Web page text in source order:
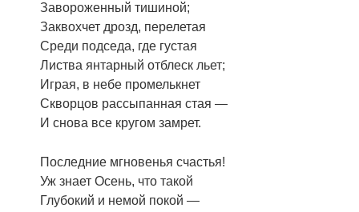
Завороженный тишиной;
Заквохчет дрозд, перелетая
Среди подседа, где густая
Листва янтарный отблеск льет;
Играя, в небе промелькнет
Скворцов рассыпанная стая —
И снова все кругом замрет.
Последние мгновенья счастья!
Уж знает Осень, что такой
Глубокий и немой покой —